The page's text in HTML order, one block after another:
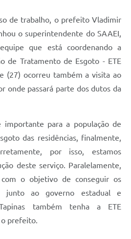
de trabalho, o prefeito Vladimir
o superintendente do SAAEI,
que está coordenando a
de Tratamento de Esgoto - ETE
(27) ocorreu também a visita ao
onde passará parte dos dutos da
importante para a população de
das residências, finalmente,
por isso, estamos
deste serviço. Paralelamente,
com o objetivo de conseguir os
junto ao governo estadual e
também tenha a ETE
o prefeito.